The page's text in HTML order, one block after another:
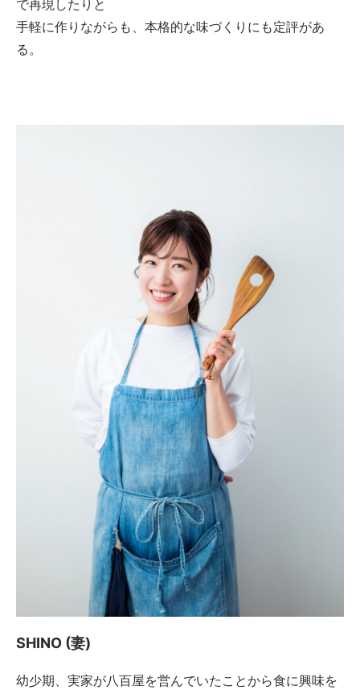
で再現したりと
手軽に作りながらも、本格的な味づくりにも定評があ
る。
SHINO (妻)
幼少期、実家が八百屋を営んでいたことから食に興味を